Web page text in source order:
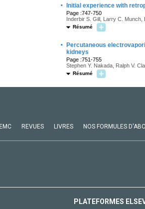
· Initial experience with
Page :747-750
Inderbir S. Gill, Larry C.
Résumé
·
Percutaneous
kidneys
Page :751-755
Stephen Y. Nakada, Ralph V.
Résumé
REVUES LIVRES NOS FORMULES
PLATEFORMES